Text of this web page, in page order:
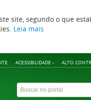
site, segundo o que
Leia mais
ACESSIBILIDADE - ALTO